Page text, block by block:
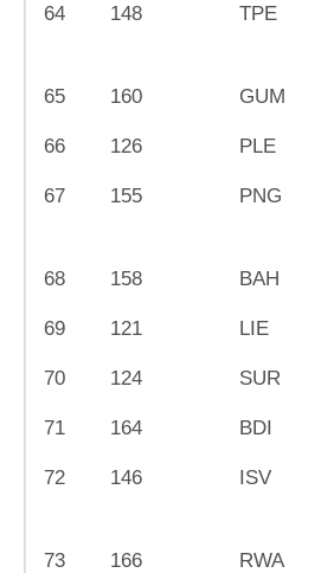
64 148 TPE
65 160 GUM
66 126 PLE
67 155 PNG
68 158 BAH
69 121 LIE
70 124 SUR
71 164 BDI
72 146 ISV
73 166 RWA